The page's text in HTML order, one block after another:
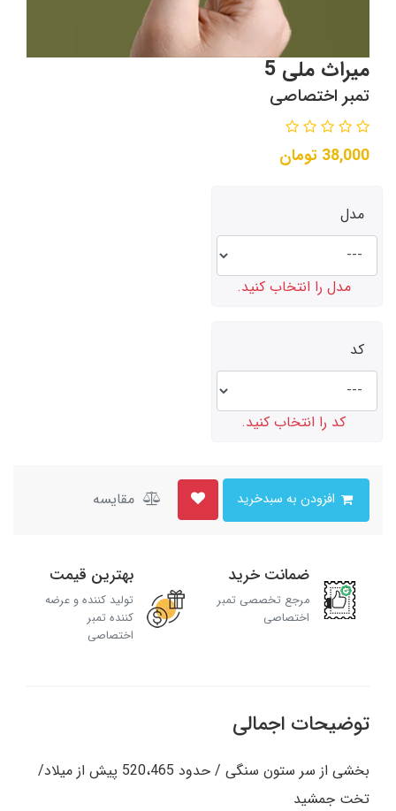
میراث ملی 5
تمبر اختصاصی
38,000 تومان
مدل
مدل را انتخاب کنید.
کد
کد را انتخاب کنید.
مقایسه
ضمانت خرید
مرجع تخصصی تمبر
اختصاصی
بهترین قیمت
تولید کننده و عرضه
کننده تمبر
اختصاصی
توضیحات اجمالی
بخشی از سر ستون سنگی / حدود 520،465 پیش از میلاد/
تخت جمشید